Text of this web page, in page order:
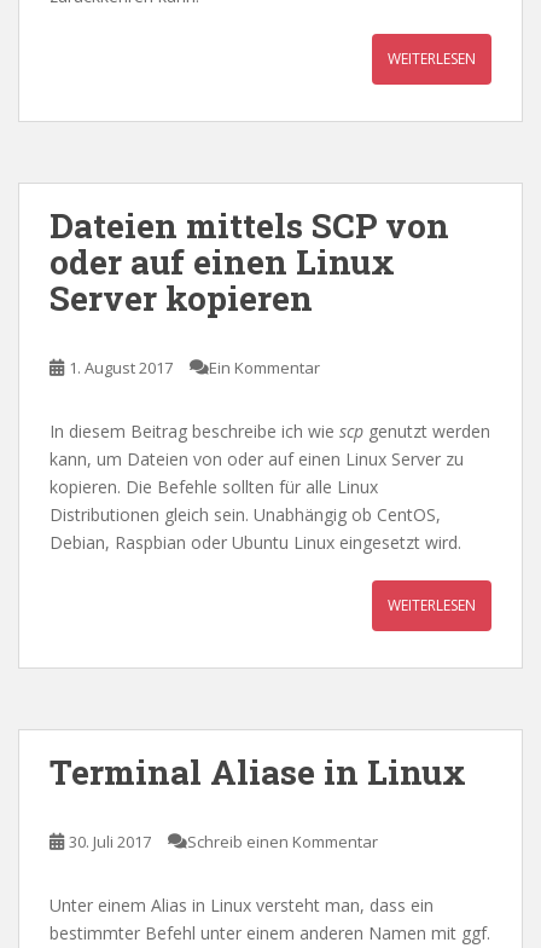
WEITERLESEN
Dateien mittels SCP von
oder auf einen Linux
Server kopieren
1. August 2017 Ein Kommentar
In diesem Beitrag beschreibe ich wie scp genutzt werden
kann, um Dateien von oder auf einen Linux Server zu
kopieren. Die Befehle sollten für alle Linux
Distributionen gleich sein. Unabhängig ob CentOS,
Debian, Raspbian oder Ubuntu Linux eingesetzt wird.
WEITERLESEN
Terminal Aliase in Linux
30. Juli 2017 Schreib einen Kommentar
Unter einem Alias in Linux versteht man, dass ein
bestimmter Befehl unter einem anderen Namen mit ggf.